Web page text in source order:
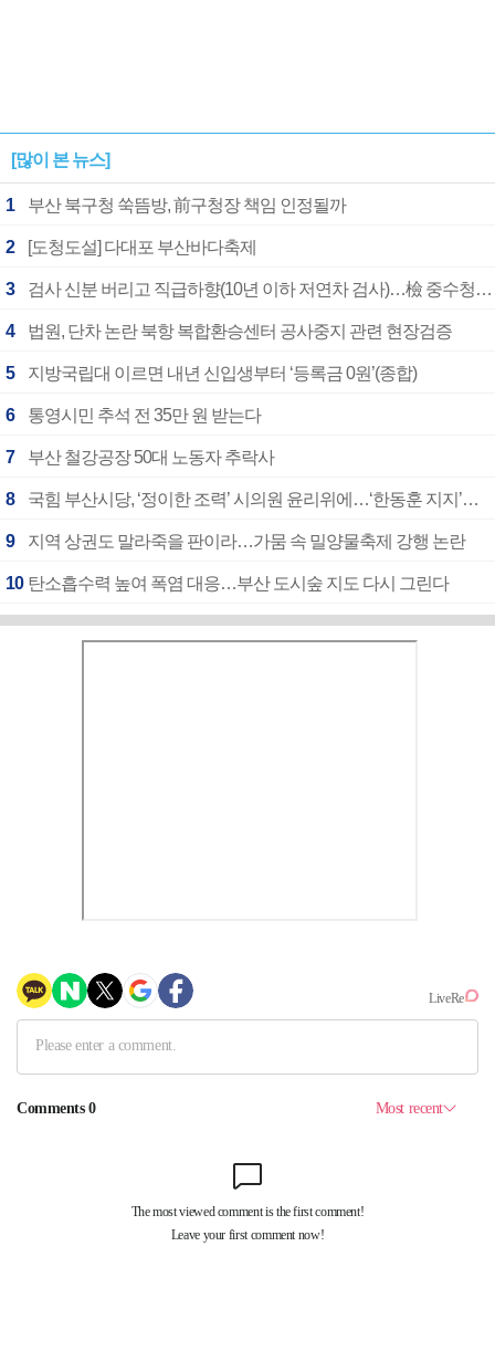
[많이 본 뉴스]
1 부산 북구청 쑥뜸방, 前구청장 책임 인정될까
2 [도청도설] 다대포 부산바다축제
3 검사 신분 버리고 직급하향(10년 이하 저연차 검사)…檢 중수청행 기피
4 법원, 단차 논란 북항 복합환승센터 공사중지 관련 현장검증
5 지방국립대 이르면 내년 신입생부터 ‘등록금 0원’(종합)
6 통영시민 추석 전 35만 원 받는다
7 부산 철강공장 50대 노동자 추락사
8 국힘 부산시당, ‘정이한 조력’ 시의원 윤리위에…‘한동훈 지지’도 신고접수
9 지역 상권도 말라죽을 판이라…가뭄 속 밀양물축제 강행 논란
10 탄소흡수력 높여 폭염 대응…부산 도시숲 지도 다시 그린다